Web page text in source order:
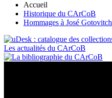
Accueil
Historique du CArCoB
Hommages à José Gotovitch
Les actualités du CArCoB